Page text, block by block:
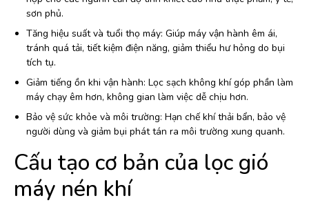
sơn phủ.
Tăng hiệu suất và tuổi thọ máy: Giúp máy vận hành êm ái,
tránh quá tải, tiết kiệm điện năng, giảm thiểu hư hỏng do bụi
tích tụ.
Giảm tiếng ồn khi vận hành: Lọc sạch không khí góp phần làm
máy chạy êm hơn, không gian làm việc dễ chịu hơn.
Bảo vệ sức khỏe và môi trường: Hạn chế khí thải bẩn, bảo vệ
người dùng và giảm bụi phát tán ra môi trường xung quanh.
Cấu tạo cơ bản của lọc gió
máy nén khí